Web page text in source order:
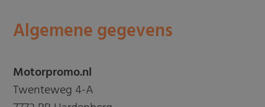
Algemene gegevens
Motorpromo.nl
Twenteweg 4-A